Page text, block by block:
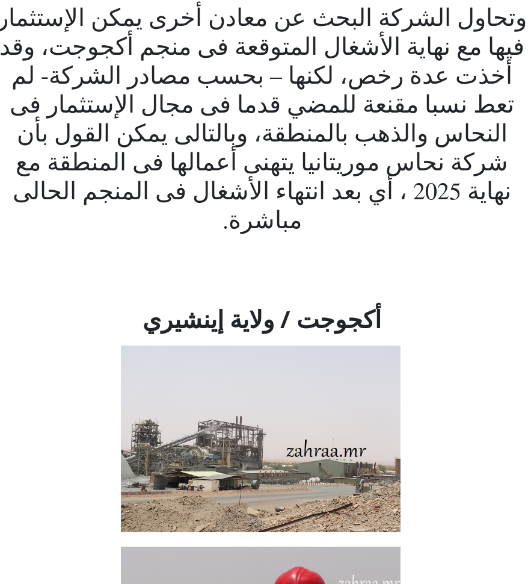
وتحاول الشركة البحث عن معادن أخرى يمكن الإستثمار
فيها مع نهاية الأشغال المتوقعة فى منجم أكجوجت، وقد
أخذت عدة رخص، لكنها – بحسب مصادر الشركة- لم
تعط نسبا مقنعة للمضي قدما فى مجال الإستثمار فى
النحاس والذهب بالمنطقة، وبالتالى يمكن القول بأن
شركة نحاس موريتانيا يتهنى أعمالها فى المنطقة مع
نهاية 2025 ، أي بعد انتهاء الأشغال فى المنجم الحالى
مباشرة.
أكجوجت / ولاية إينشيري